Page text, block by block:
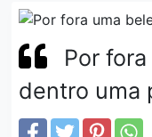
Por
dentro uma